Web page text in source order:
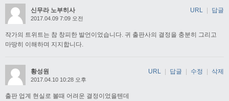
신무라 노부히사
2017.04.09 7:09 오전
작가의 트위트는 참 창피한 발언이었습니다. 귀 출판사의 결정을 충분히 그리고
마땅히 이해하며 지지합니다.
URL | 답글
황성원
2017.04.10 10:28 오후
출판 업계 현실로 볼때 어려운 결정이었을텐데
URL | 답글 | 수정 | 삭제